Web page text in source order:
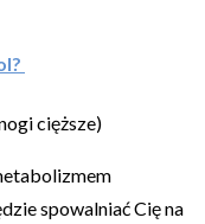
cięższe)
spowalniać Cię na